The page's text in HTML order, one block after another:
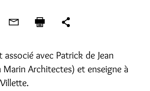
avec Patrick de Jean
Marin Architectes) et enseigne à